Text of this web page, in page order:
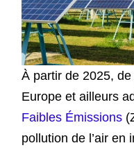
À partir de 2025,
Europe et ailleurs
Faibles Émissions
pollution de l’air en